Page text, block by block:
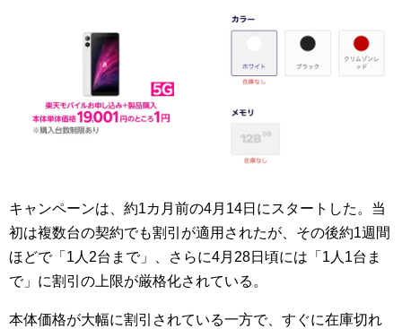
キャンペーンは、約1カ月前の4月14日にスタートした。当
初は複数台の契約でも割引が適用されたが、その後約1週間
ほどで「1人2台まで」、さらに4月28日頃には「1人1台ま
で」に割引の上限が厳格化されている。
本体価格が大幅に割引されている一方で、すぐに在庫切れ